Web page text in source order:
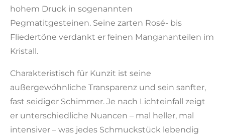
hohem Druck in sogenannten
Pegmatitgesteinen. Seine zarten Rosé- bis
Fliedertöne verdankt er feinen Mangananteilen im
Kristall.
Charakteristisch für Kunzit ist seine
außergewöhnliche Transparenz und sein sanfter,
fast seidiger Schimmer. Je nach Lichteinfall zeigt
er unterschiedliche Nuancen – mal heller, mal
intensiver – was jedes Schmuckstück lebendig